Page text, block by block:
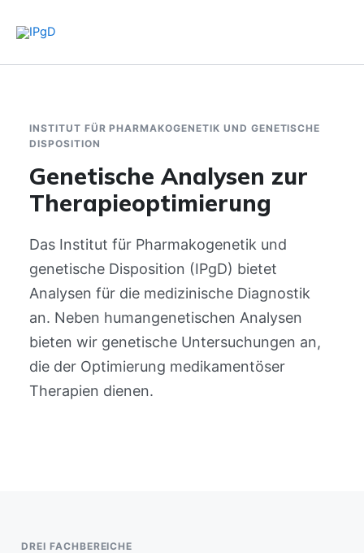
Inhalt
INSTITUT FÜR PHARMAKOGENETIK UND GENETISCHE
DISPOSITION
Genetische Analysen zur
Therapieoptimierung
Das Institut für Pharmakogenetik und
genetische Disposition (IPgD) bietet
Analysen für die medizinische Diagnostik
an. Neben humangenetischen Analysen
bieten wir genetische Untersuchungen an,
die der Optimierung medikamentöser
Therapien dienen.
DREI FACHBEREICHE